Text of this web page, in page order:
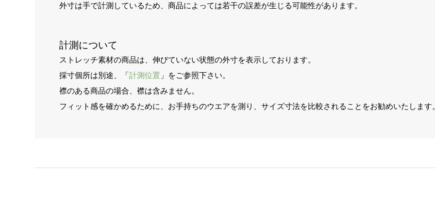
外寸は手で計測しているため、商品によっては若干の誤差が生じる可能性があります。
計測について
ストレッチ素材の商品は、伸びていない状態の外寸を表示しております。
採寸個所は別途、「 計測位置 」をご参照下さい。
襟のある商品の場合、襟は含みません。
フィット感を確かめるために、お手持ちのウエアを測り、サイズ寸法を比較されることをお勧めいたします